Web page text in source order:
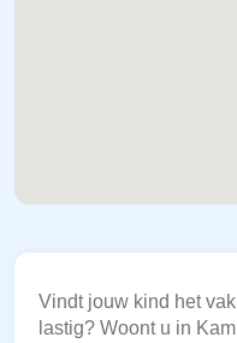
Vindt jouw kind het
lastig? Woont u in